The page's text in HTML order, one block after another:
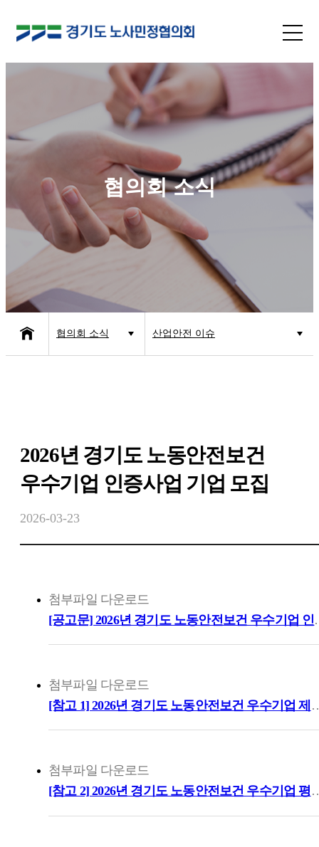
협의회 소식
협의회 소식 산업안전 이슈
보도자료
2026년 경기도 노동안전보건
우수기업 인증사업 기업 모집
2026-03-23
첨부파일 다운로드
[공고문] 2026
첨부파일 다운로드
[참고 1] 2026년 경기도
첨부파일 다운로드
[참고 2] 2026년 경기도